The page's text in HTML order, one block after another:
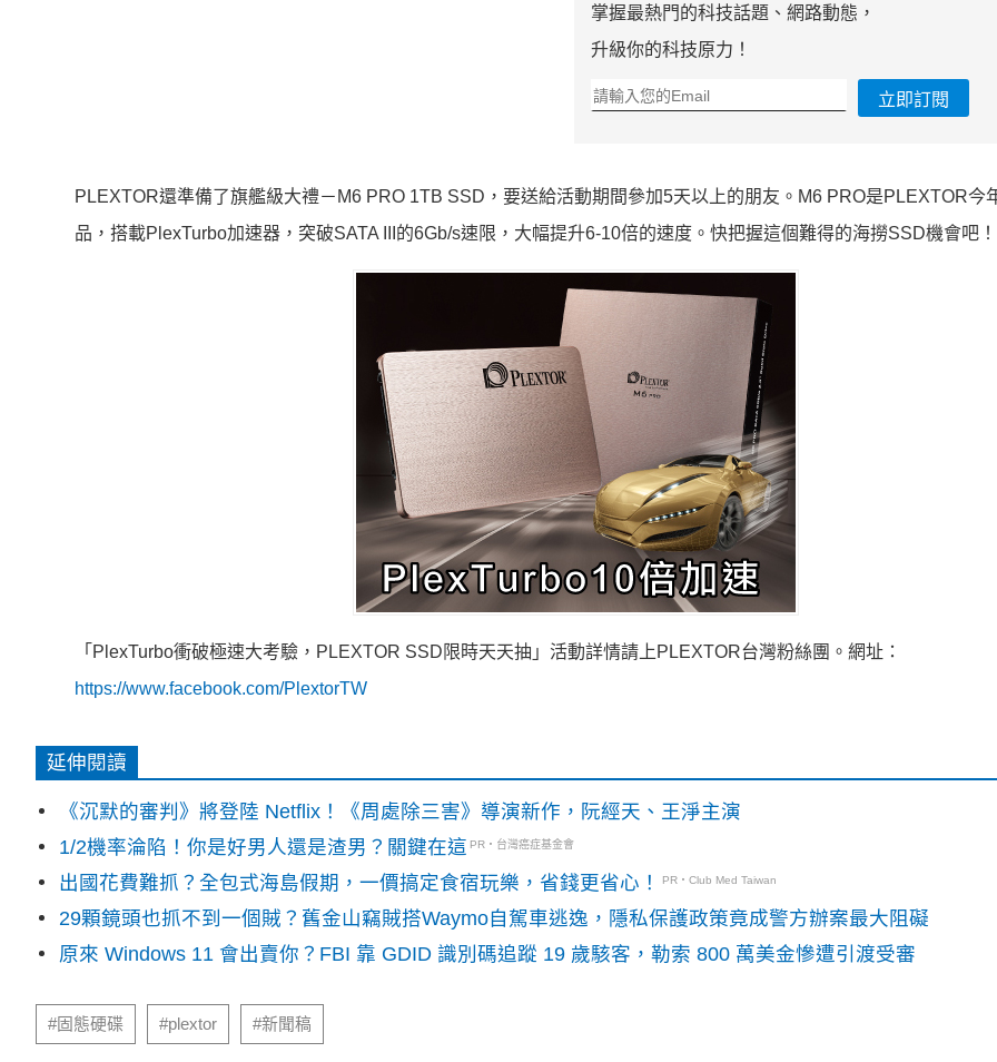
掌握最熱門的科技話題、網路動態，
升級你的科技原力！
立即訂閱
PLEXTOR還準備了旗艦級大禮－M6 PRO 1TB SSD，要送給活動期間參加5天以上的朋友。M6 PRO是PLEXTOR今
品，搭載PlexTurbo加速器，突破SATA III的6Gb/s速限，大幅提升6-10倍的速度。快把握這個難得的海撈SSD機會吧！
「PlexTurbo衝破極速大考驗，PLEXTOR SSD限時天天抽」活動詳情請上PLEXTOR台灣粉絲團。網址：
https://www.facebook.com/PlextorTW
延伸閱讀
《沉默的審判》將登陸 Netflix！《周處除三害》導演新作，阮經天、王淨主演
1/2機率淪陷！你是好男人還是渣男？關鍵在這 PR・台灣癌症基金會
出國花費難抓？全包式海島假期，一價搞定食宿玩樂，省錢更省心！ PR・Club Med Taiwan
29顆鏡頭也抓不到一個賊？舊金山竊賊搭Waymo自駕車逃逸，隱私保護政策竟成警方辦案最大阻礙
原來 Windows 11 會出賣你？FBI 靠 GDID 識別碼追蹤 19 歲駭客，勒索 800 萬美金慘遭引渡受審
#固態硬碟 #plextor #新聞稿